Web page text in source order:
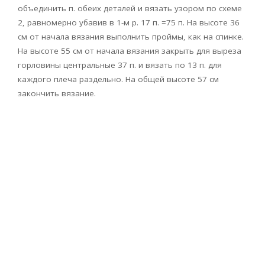
объединить п. обеих деталей и вязать узором по схеме
2, равномерно убавив в 1-м р. 17 п. =75 п. На высоте 36
см от начала вязания выполнить проймы, как на спинке.
На высоте 55 см от начала вязания закрыть для выреза
горловины центральные 37 п. и вязать по 13 п. для
каждого плеча раздельно. На общей высоте 57 см
закончить вязание.